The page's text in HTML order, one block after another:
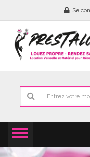
Se